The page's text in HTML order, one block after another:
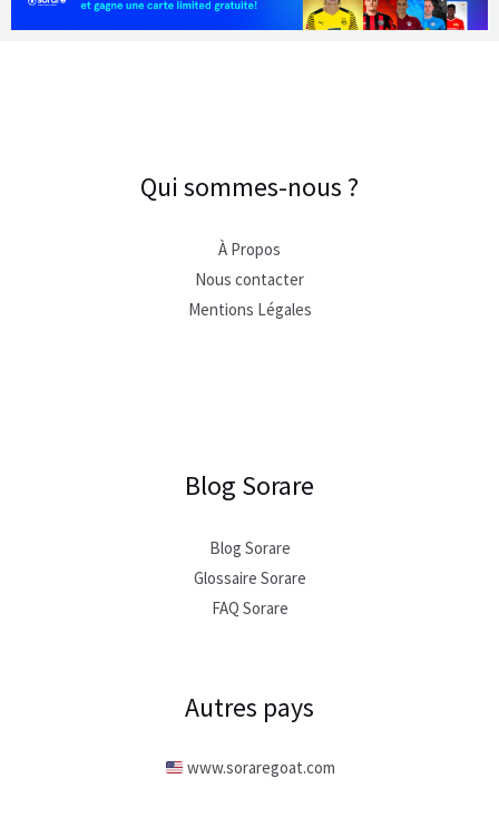
Qui sommes-nous ?
À Propos
Nous contacter
Mentions Légales
Blog Sorare
Blog Sorare
Glossaire Sorare
FAQ Sorare
Autres pays
www.soraregoat.com